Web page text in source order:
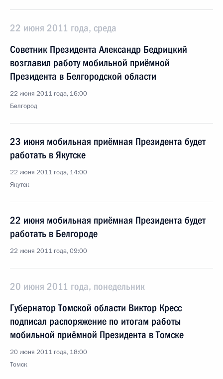
22 июня 2011 года, среда
Советник Президента Александр Бедрицкий
возглавил работу мобильной приёмной
Президента в Белгородской области
22 июня 2011 года, 16:00
Белгород
23 июня мобильная приёмная Президента будет
работать в Якутске
22 июня 2011 года, 14:00
Якутск
22 июня мобильная приёмная Президента будет
работать в Белгороде
22 июня 2011 года, 09:00
20 июня 2011 года, понедельник
Губернатор Томской области Виктор Кресс
подписал распоряжение по итогам работы
мобильной приёмной Президента в Томске
20 июня 2011 года, 18:00
Томск